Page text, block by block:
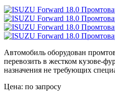
Автомобиль оборудован
перевозить в жестком кузове-
назначения не требующих
Цена: по запросу